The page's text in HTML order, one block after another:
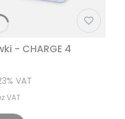
- CHARGE 4
VAT
VAT